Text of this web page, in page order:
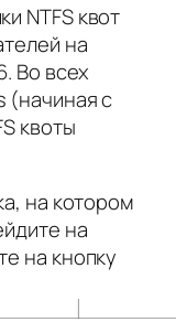
NTFS квот
на
Во всех
(начиная с
квоты
на котором
на
на кнопку